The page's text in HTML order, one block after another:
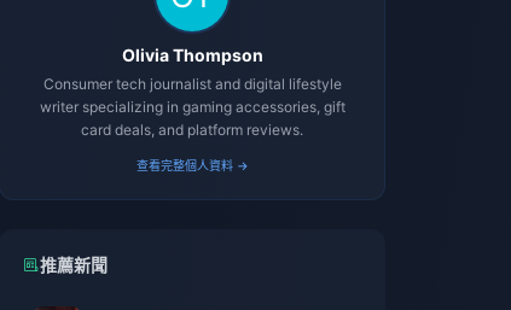
Olivia Thompson
Consumer tech journalist and digital lifestyle
writer specializing in gaming accessories, gift
card deals, and platform reviews.
查看完整個人資料 →
推薦新聞